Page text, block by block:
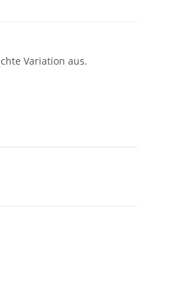
Variation aus.